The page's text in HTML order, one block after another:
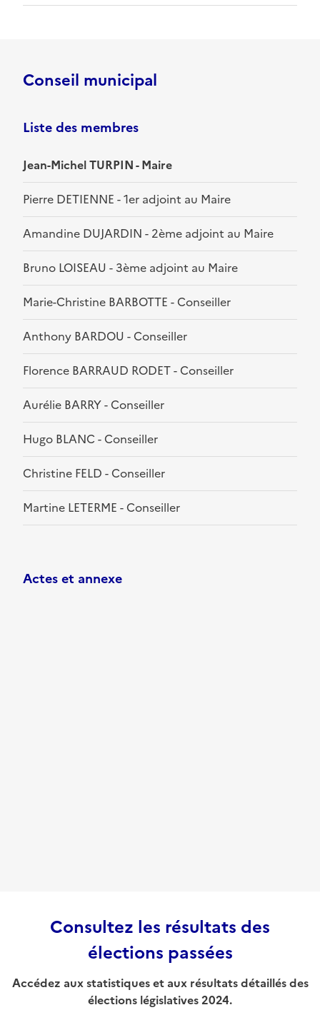
Conseil municipal
Liste des membres
Jean-Michel TURPIN - Maire
Pierre DETIENNE - 1er adjoint au Maire
Amandine DUJARDIN - 2ème adjoint au Maire
Bruno LOISEAU - 3ème adjoint au Maire
Marie-Christine BARBOTTE - Conseiller
Anthony BARDOU - Conseiller
Florence BARRAUD RODET - Conseiller
Aurélie BARRY - Conseiller
Hugo BLANC - Conseiller
Christine FELD - Conseiller
Martine LETERME - Conseiller
Actes et annexe
Consultez les résultats des
élections passées
Accédez aux statistiques et aux résultats détaillés des
élections législatives 2024.